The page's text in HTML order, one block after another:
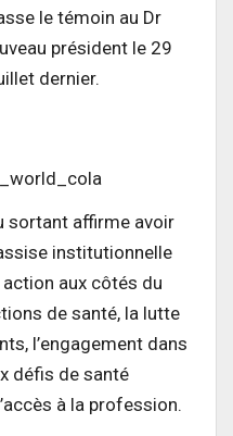
le témoin au Dr
président le 29
dernier.
sortant affirme avoir
institutionnelle
aux côtés du
de santé, la lutte
l’engagement dans
défis de santé
à la profession.